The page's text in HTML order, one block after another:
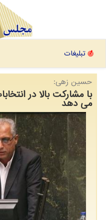
تبلیغات
حسین زهی:
با مشاركت بالا در
می دهد